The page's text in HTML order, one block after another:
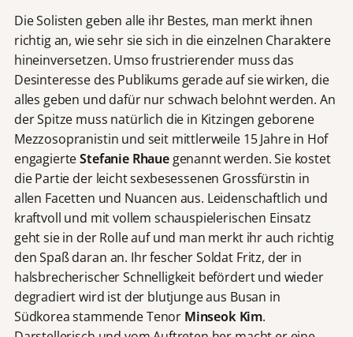
Die Solisten geben alle ihr Bestes, man merkt ihnen
richtig an, wie sehr sie sich in die einzelnen Charaktere
hineinversetzen. Umso frustrierender muss das
Desinteresse des Publikums gerade auf sie wirken, die
alles geben und dafür nur schwach belohnt werden. An
der Spitze muss natürlich die in Kitzingen geborene
Mezzosopranistin und seit mittlerweile 15 Jahre in Hof
engagierteStefanie Rhauegenannt werden. Sie kostet
die Partie der leicht sexbesessenen Grossfürstin in
allen Facetten und Nuancen aus. Leidenschaftlich und
kraftvoll und mit vollem schauspielerischen Einsatz
geht sie in der Rolle auf und man merkt ihr auch richtig
den Spaß daran an. Ihr fescher Soldat Fritz, der in
halsbrecherischer Schnelligkeit befördert und wieder
degradiert wird ist der blutjunge aus Busan in
Südkorea stammende Tenor Minseok Kim.